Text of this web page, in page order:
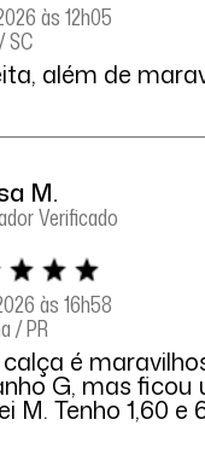
às 12h05
SC
além de
M.
Verificado
às 16h58
/ PR
calça é
G, mas ficou
M. Tenho 1,60 e